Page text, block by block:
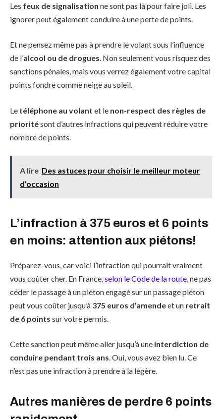
Les feux de signalisation ne sont pas là pour faire joli. Les
ignorer peut également conduire à une perte de points.
Et ne pensez même pas à prendre le volant sous l’influence
de l’alcool ou de drogues. Non seulement vous risquez des
sanctions pénales, mais vous verrez également votre capital
points fondre comme neige au soleil.
Le téléphone au volant et le non-respect des règles de
prioritésont d’autres infractions qui peuvent réduire votre
nombre de points.
A lire Des astuces pour choisir le meilleur moteur
d’occasion
L’infraction à 375 euros et 6 points
en moins: attention aux piétons!
Préparez-vous, car voici l’infraction qui pourrait vraiment
vous coûter cher. En France, selon le Code de la route , ne pas
céder le passage à un piéton engagé sur un passage piéton
peut vous coûter jusqu’à 375 euros d’amendeet un retrait
de 6 points sur votre permis.
Cette sanction peut même aller jusqu’à une interdiction de
conduire pendant trois ans. Oui, vous avez bien lu. Ce
n’est pas une infraction à prendre à la légère.
Autres manières de perdre 6 points